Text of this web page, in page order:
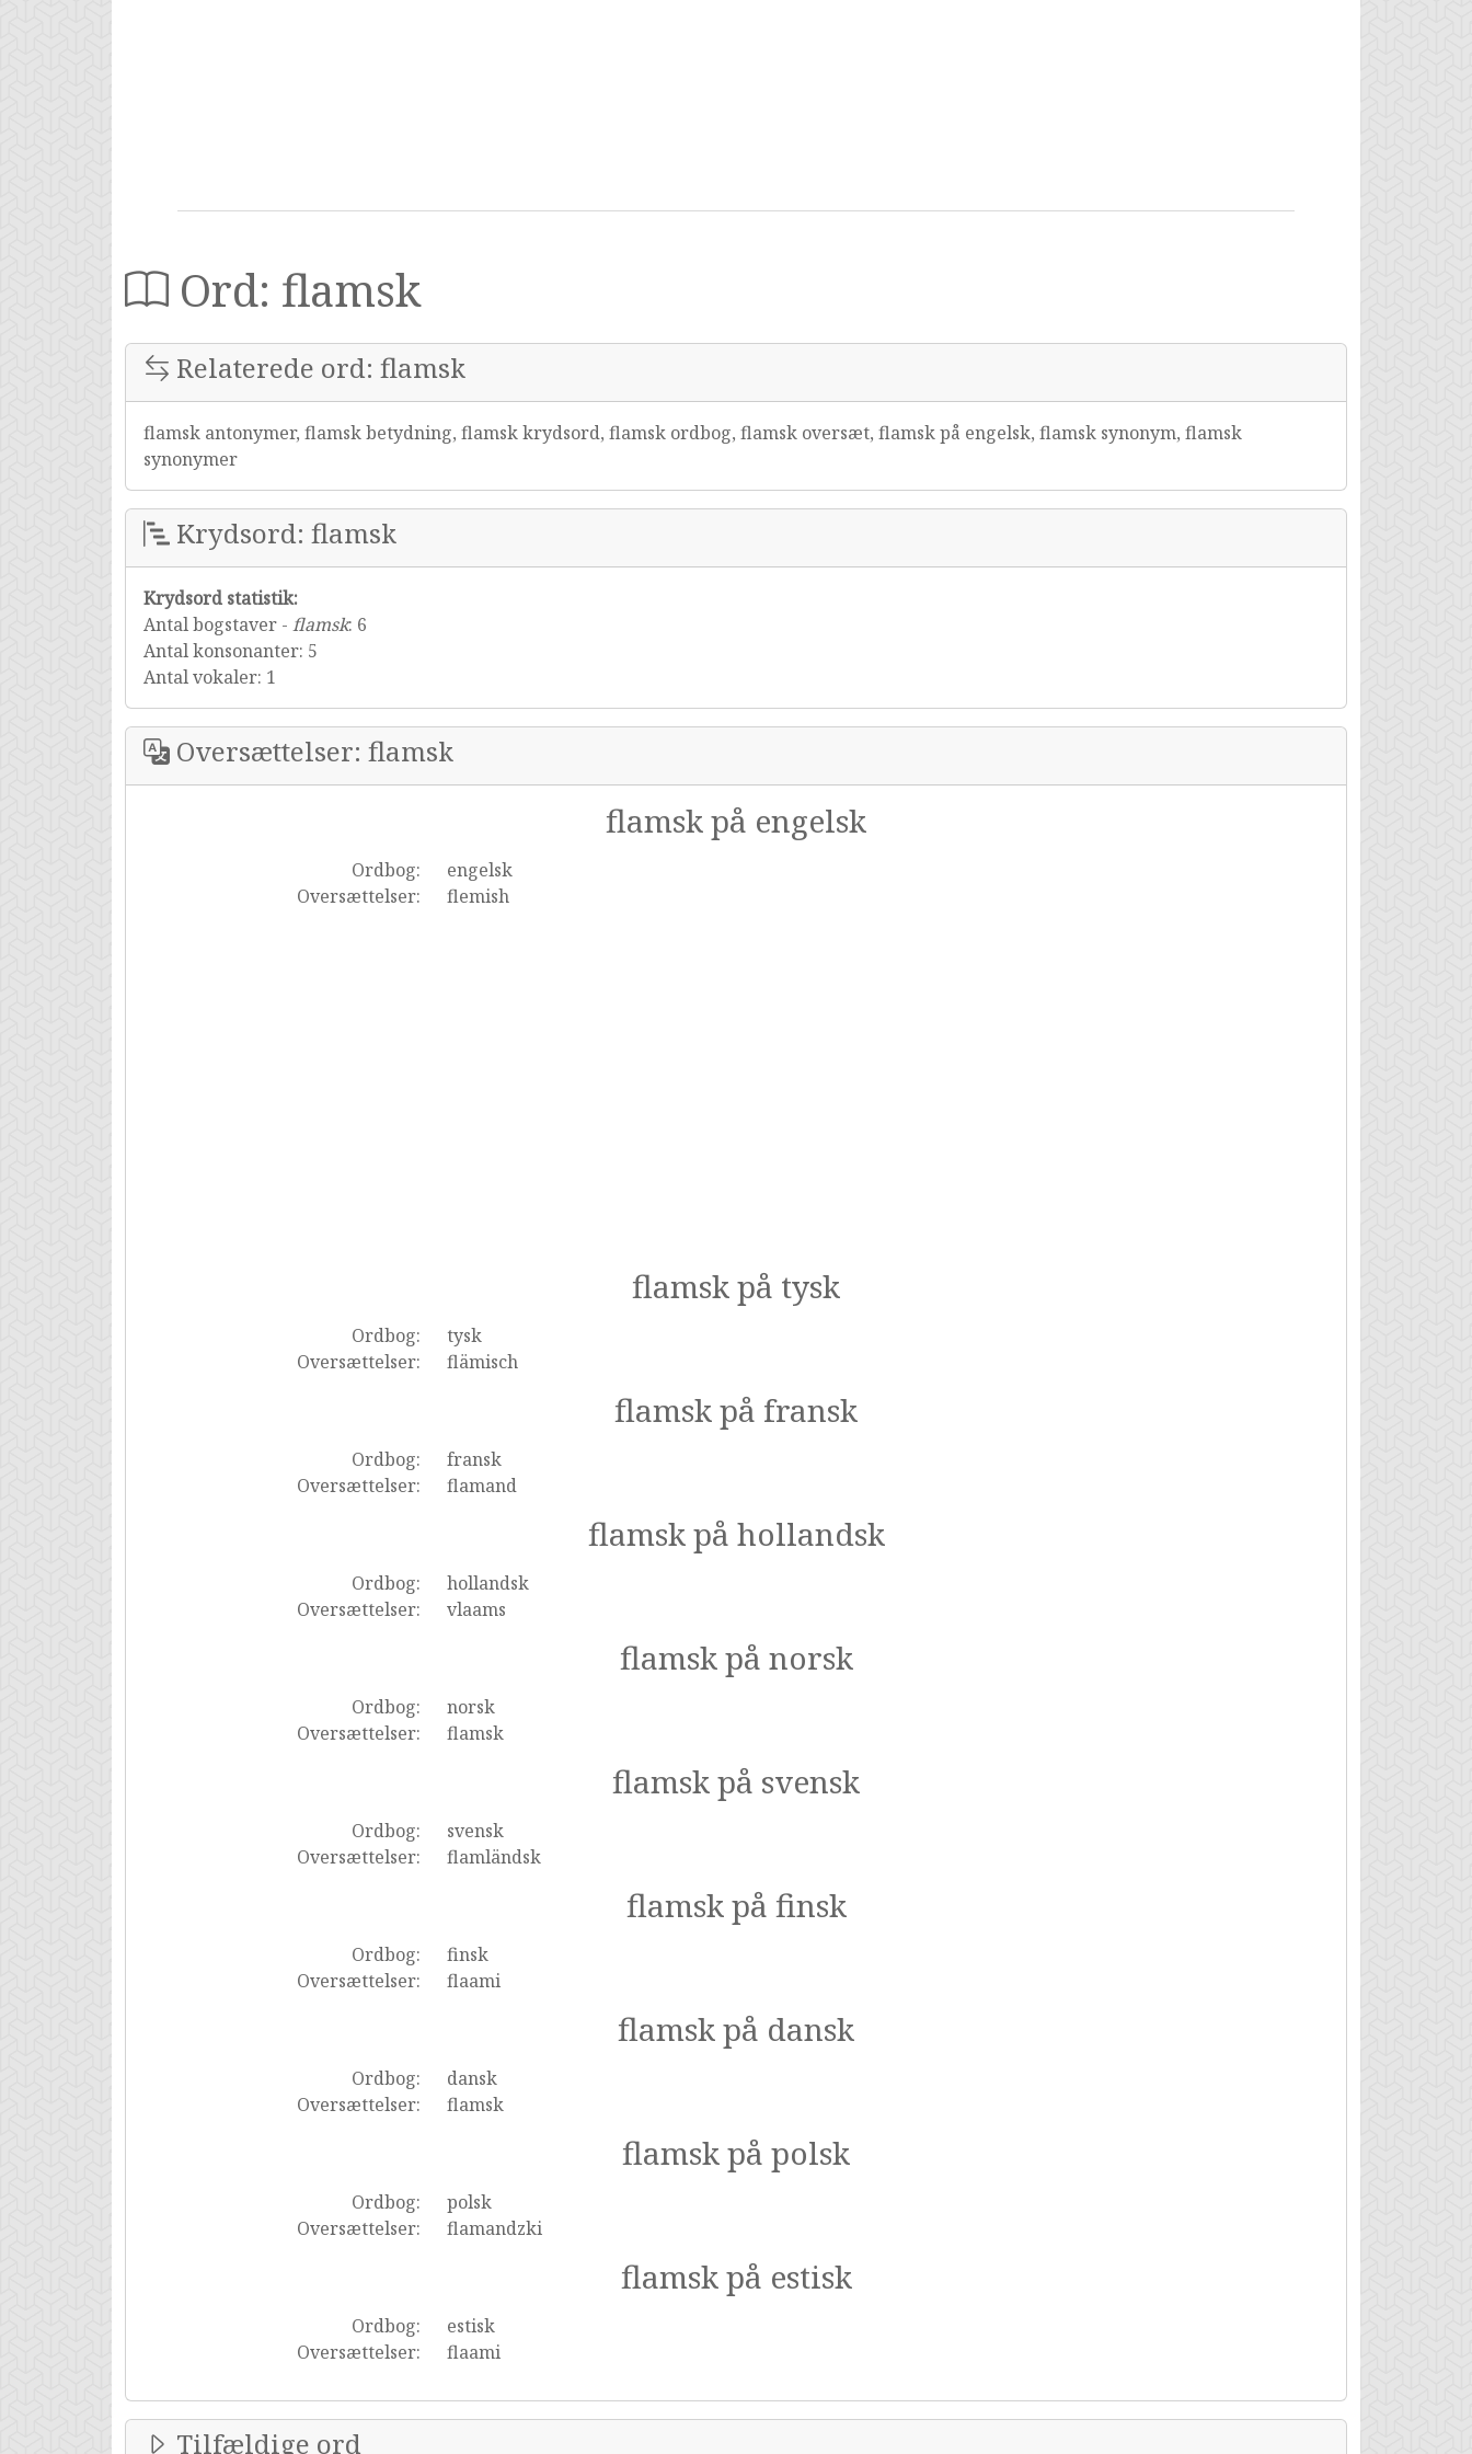
Ord: flamsk
Relaterede ord: flamsk
flamsk antonymer, flamsk betydning, flamsk krydsord, flamsk ordbog, flamsk oversæt, flamsk på engelsk, flamsk synonym, flamsk
synonymer
Krydsord: flamsk
Krydsord statistik:
Antal bogstaver - flamsk: 6
Antal konsonanter: 5
Antal vokaler: 1
Oversættelser: flamsk
flamsk på engelsk
Ordbog:
engelsk
Oversættelser:
flemish
flamsk på tysk
Ordbog:
tysk
Oversættelser:
flämisch
flamsk på fransk
Ordbog:
fransk
Oversættelser:
flamand
flamsk på hollandsk
Ordbog:
hollandsk
Oversættelser:
vlaams
flamsk på norsk
Ordbog:
norsk
Oversættelser:
flamsk
flamsk på svensk
Ordbog:
svensk
Oversættelser:
flamländsk
flamsk på finsk
Ordbog:
finsk
Oversættelser:
flaami
flamsk på dansk
Ordbog:
dansk
Oversættelser:
flamsk
flamsk på polsk
Ordbog:
polsk
Oversættelser:
flamandzki
flamsk på estisk
Ordbog:
estisk
Oversættelser:
flaami
Tilfældige ord